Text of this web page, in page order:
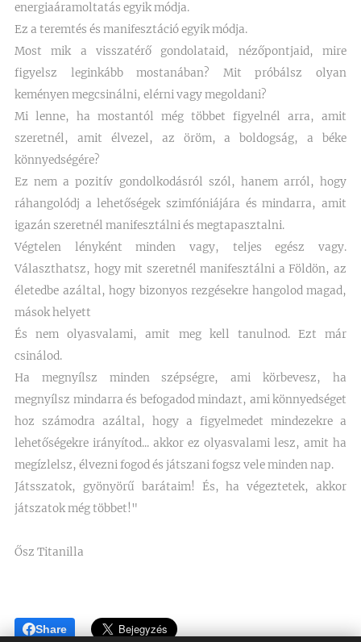
energiaáramoltatás egyik módja.
Ez a teremtés és manifesztáció egyik módja.
Most mik a visszatérő gondolataid, nézőpontjaid, mire
figyelsz leginkább mostanában? Mit próbálsz olyan
keményen megcsinálni, elérni vagy megoldani?
Mi lenne, ha mostantól még többet figyelnél arra, amit
szeretnél, amit élvezel, az öröm, a boldogság, a béke
könnyedségére?
Ez nem a pozitív gondolkodásról szól, hanem arról, hogy
ráhangolódj a lehetőségek szimfóniájára és mindarra, amit
igazán szeretnél manifesztálni és megtapasztalni.
Végtelen lényként minden vagy, teljes egész vagy.
Választhatsz, hogy mit szeretnél manifesztálni a Földön, az
életedbe azáltal, hogy bizonyos rezgésekre hangolod magad,
mások helyett
És nem olyasvalami, amit meg kell tanulnod. Ezt már
csinálod.
Ha megnyílsz minden szépségre, ami körbevesz, ha
megnyílsz mindarra és befogadod mindazt, ami könnyedséget
hoz számodra azáltal, hogy a figyelmedet mindezekre a
lehetőségekre irányítod... akkor ez olyasvalami lesz, amit ha
megízlelsz, élvezni fogod és játszani fogsz vele minden nap.
Játsszatok, gyönyörű barátaim! És, ha végeztetek, akkor
játszatok még többet!"
Ősz Titanilla
Share